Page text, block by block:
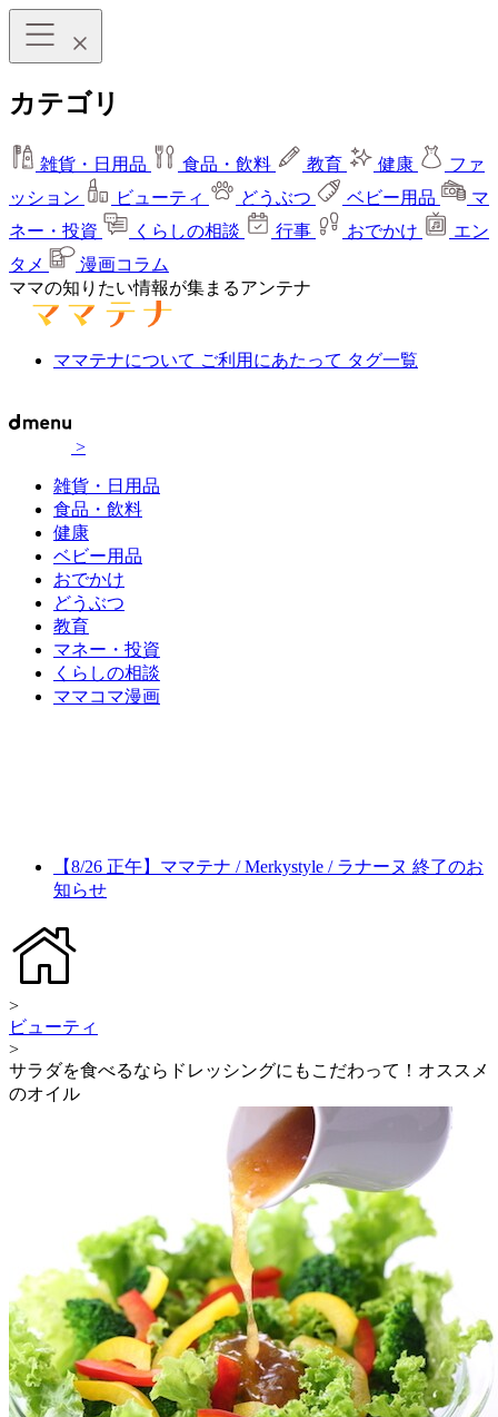
カテゴリ
雑貨・日用品 食品・飲料 教育 健康
ファ
ッション
ビューティ どうぶつ ベビー用品
マ
ネー・投資
くらしの相談 行事 おでかけ
エン
タメ
漫画コラム
ママの知りたい情報が集まるアンテナ
ママテナについて ご利用にあたって タグ一覧
>
雑貨・日用品
食品・飲料
健康
ベビー用品
おでかけ
どうぶつ
教育
マネー・投資
くらしの相談
ママコマ漫画
【8/26 正午】ママテナ / Merkystyle / ラナーヌ 終了のお
知らせ
>
ビューティ
>
サラダを食べるならドレッシングにもこだわって！オススメ
のオイル